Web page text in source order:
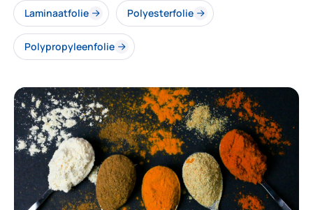
Laminaatfolie Polyesterfolie
Polypropyleenfolie